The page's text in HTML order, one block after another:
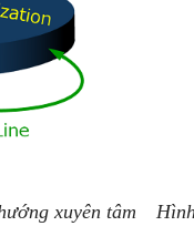
xuyên tâm